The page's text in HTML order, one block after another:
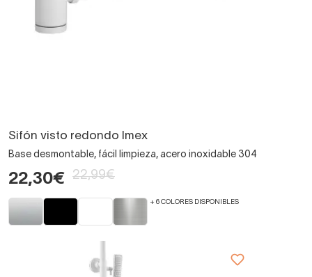
Sifón visto redondo Imex
Base desmontable, fácil limpieza, acero inoxidable 304
22,30€ 22,99€
+ 6 COLORES DISPONIBLES